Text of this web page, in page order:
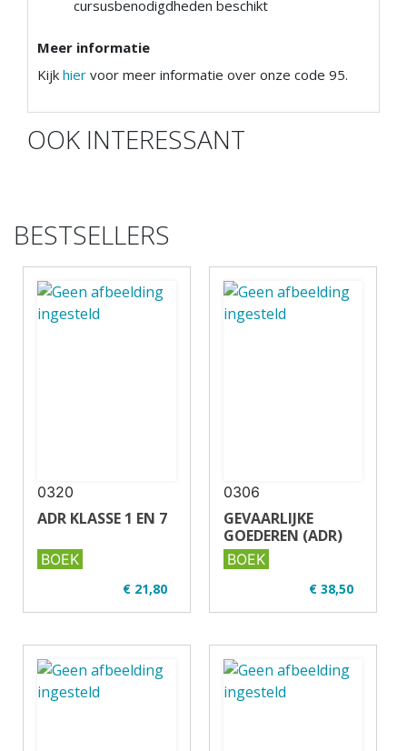
cursusbenodigdheden beschikt
Meer informatie
Kijk hier voor meer informatie over onze code 95.
OOK INTERESSANT
BESTSELLERS
0320
ADR KLASSE 1 EN 7
€ 21,80
✔ Uitgever: Verjo
✔ U01-2 ADR
✔ Full colour
✔ Paperback
BOEK
0306
GEVAARLIJKE
GOEDEREN (ADR)
€ 38,50
✔ Uitgever: Verjo
✔ U01-2 ADR
✔ Full colour
✔ Paperback
BOEK